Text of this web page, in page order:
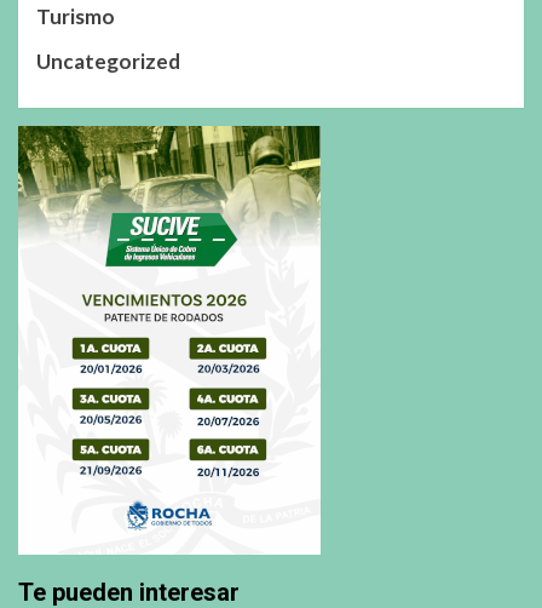
Turismo
Uncategorized
Te pueden interesar